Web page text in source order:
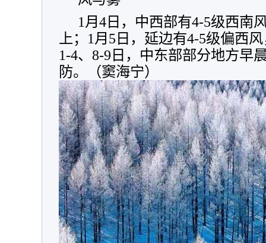
1月4日，中西部有4-5级西南
上；1月5日，延边有4-5级偏西
1-4、8-9日，中东部部分地方早
防。
（窦海宁）